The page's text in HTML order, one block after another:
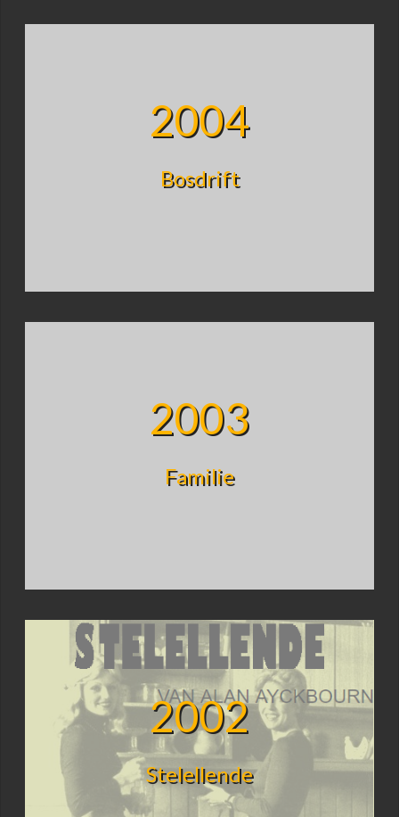
2004
Bosdrift
2003
Familie
2002
Stelellende